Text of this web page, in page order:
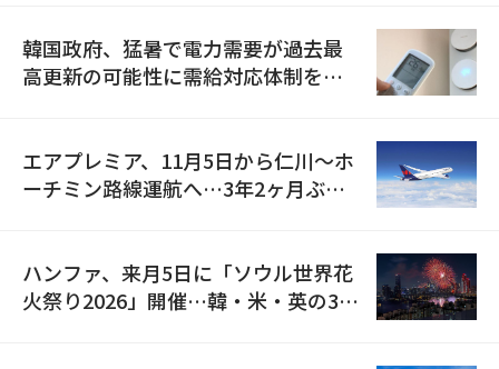
韓国政府、猛暑で電力需要が過去最
高更新の可能性に需給対応体制を点
エアプレミア、11月5日から仁川〜ホ
ーチミン路線運航へ…3年2ヶ月ぶり
ハンファ、来月5日に「ソウル世界花
火祭り2026」開催…韓・米・英の3カ